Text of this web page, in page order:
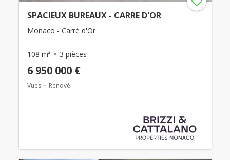
SPACIEUX BUREAUX - CARRE D'OR
Monaco - Carré d'Or
108 m² 3 pièces
6 950 000 €
Vues Rénové